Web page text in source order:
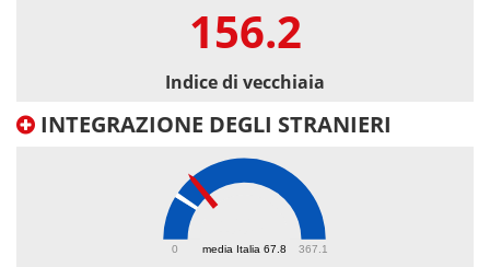
156.2
Indice di vecchiaia
INTEGRAZIONE DEGLI STRANIERI
media Italia 67.8
0 367.1